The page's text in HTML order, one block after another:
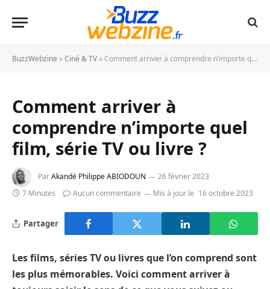
BuzzWebzine »Ciné & TV » Comment arriver à comprendre n’importe quel film, série TV ou livre ?
Comment arriver à
comprendre n’importe quel
film, série TV ou livre ?
ParAkandé Philippe ABIODOUN
26 février 2023
7 Minutes
Aucun commentaire Mis à jour le 16 octobre 2023
Partager
Les films, séries TV ou livres que l’on comprend sont
les plus mémorables. Voici comment arriver à